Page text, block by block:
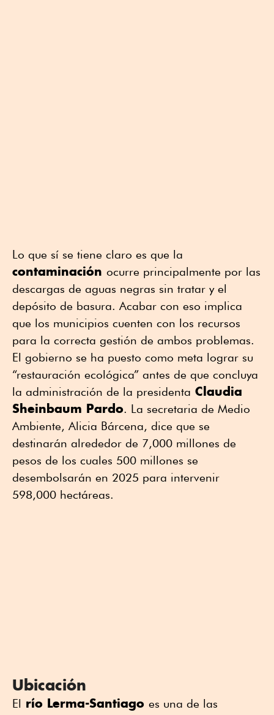
Lo que sí se tiene claro es que la
contaminación ocurre principalmente por las
descargas de aguas negras sin tratar y el
depósito de basura. Acabar con eso implica
que los municipios cuenten con los recursos
para la correcta gestión de ambos problemas.
El gobierno se ha puesto como meta lograr su
“restauración ecológica” antes de que concluya
la administración de la presidenta Claudia
Sheinbaum Pardo. La secretaria de Medio
Ambiente, Alicia Bárcena, dice que se
destinarán alrededor de 7,000 millones de
pesos de los cuales 500 millones se
desembolsarán en 2025 para intervenir
598,000 hectáreas.
Ubicación
El río Lerma-Santiago es una de las